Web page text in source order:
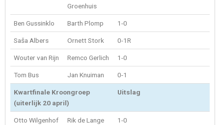
Groenhuis
Ben Gussinklo Barth Plomp 1-0
Saša Albers Ornett Stork 0-1R
Wouter van Rijn Remco Gerlich 1-0
Tom Bus Jan Knuiman 0-1
Kwartfinale Kroongroep
(uiterlijk 20 april)
Uitslag
Otto Wilgenhof Rik de Lange 1-0